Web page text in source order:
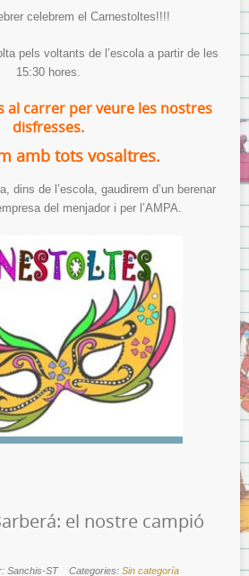
celebrem el Carnestoltes!!!!
pels voltants de l’escola a partir de les
15:30 hores.
al carrer per veure les nostres
disfresses.
amb tots vosaltres.
dins de l’escola, gaudirem d’un berenar
del menjador i per l’AMPA.
el nostre campió
Sanchis-ST Categories: Sin categoría